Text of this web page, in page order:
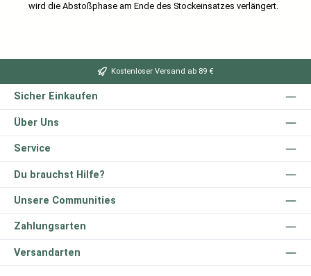
wird die Abstoßphase am Ende des Stockeinsatzes verlängert.
Kostenloser Versand ab 89 €
Sicher Einkaufen
Über Uns
Service
Du brauchst Hilfe?
Unsere Communities
Zahlungsarten
Versandarten